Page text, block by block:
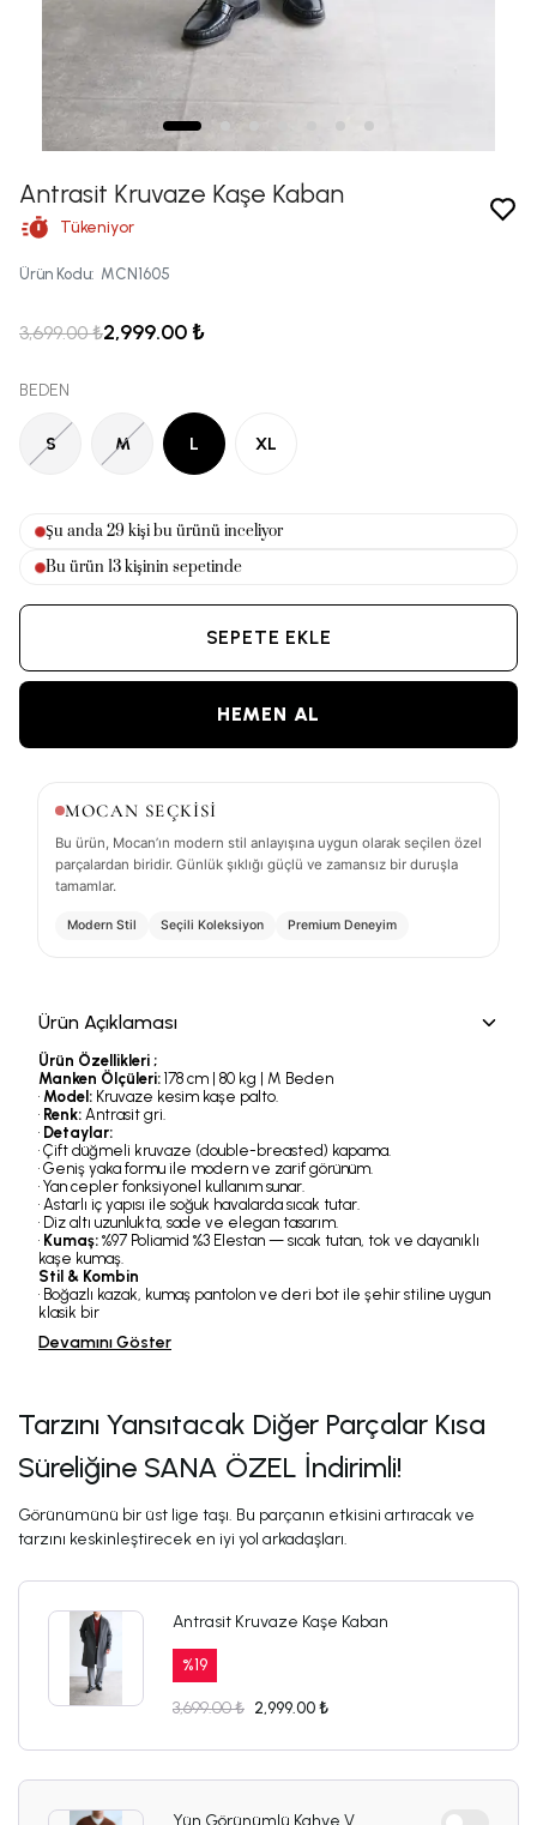
Antrasit Kruvaze Kaşe Kaban
Tükeniyor
Ürün Kodu: MCN1605
3,699.00 ₺2,999.00 ₺
BEDEN
S M L XL
Şu anda30 kişi bu ürünü inceliyor
Bu ürün13kişinin sepetinde
SEPETE EKLE
HEMEN AL
MOCAN SEÇKİSİ
Bu ürün, Mocan’ın modern stil anlayışına uygun olarak seçilen özel
parçalardan biridir. Günlük şıklığı güçlü ve zamansız bir duruşla
tamamlar.
Modern Stil Seçili Koleksiyon Premium Deneyim
Ürün Açıklaması
Ürün Özellikleri ;
Manken Ölçüleri: 178 cm | 80 kg | M Beden
• Model: Kruvaze kesim kaşe palto.
• Renk: Antrasit gri.
• Detaylar:
• Çift düğmeli kruvaze (double-breasted) kapama.
• Geniş yaka formu ile modern ve zarif görünüm.
• Yan cepler fonksiyonel kullanım sunar.
• Astarlı iç yapısı ile soğuk havalarda sıcak tutar.
• Diz altı uzunlukta, sade ve elegan tasarım.
• Kumaş: %97 Poliamid %3 Elestan — sıcak tutan, tok ve dayanıklı
kaşe kumaş.
Stil & Kombin
• Boğazlı kazak, kumaş pantolon ve deri bot ile şehir stiline uygun
klasik bir
Devamını Göster
Tarzını Yansıtacak Diğer Parçalar Kısa
Süreliğine SANA ÖZEL İndirimli!
Görünümünü bir üst lige taşı. Bu parçanın etkisini artıracak ve
tarzını keskinleştirecek en iyi yol arkadaşları.
Antrasit Kruvaze Kaşe Kaban
%19
3,699.00 ₺ 2,999.00 ₺
Yün Görünümlü Kahve V